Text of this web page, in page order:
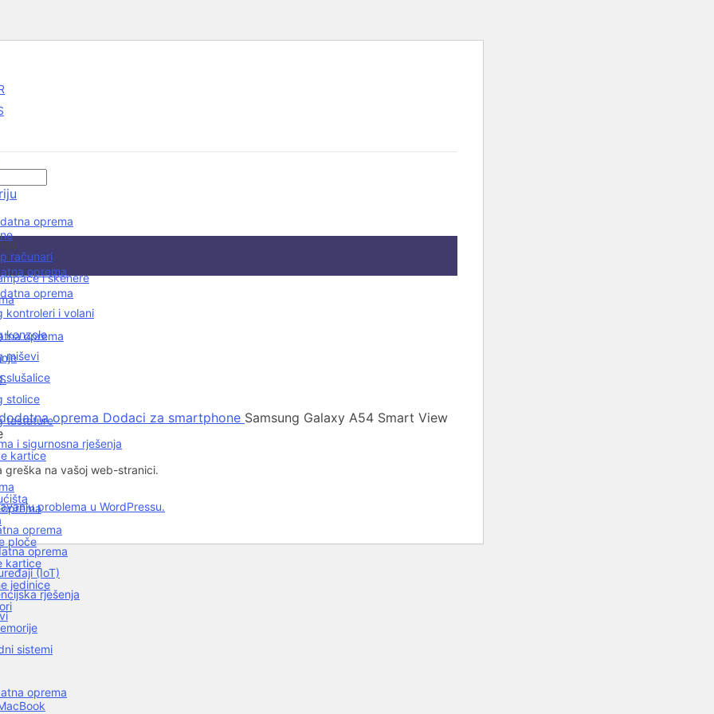
oprema
računari
i skenere
kontroleri i volani
konzole
miševi
slušalice
stolice
tastature
kartice
ploče
kartice
jedinice
sistemi
oprema
oprema
oprema
oprema
i sigurnosna rješenja
oprema
oprema
(IoT)
rješenja
oprema Dodaci za smartphone Samsung Galaxy A54 Smart View
greška na vašoj web-stranici.
problema u WordPressu.